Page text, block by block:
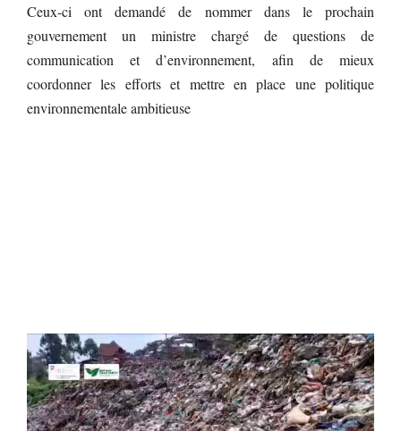
Ceux-ci ont demandé de nommer dans le prochain
gouvernement un ministre chargé de questions de
communication et d’environnement, afin de mieux
coordonner les efforts et mettre en place une politique
environnementale ambitieuse